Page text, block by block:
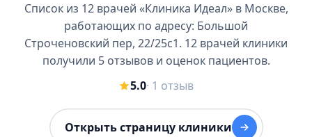
Список из 12 врачей «Клиника Идеал» в Москве,
работающих по адресу: Большой
Строченовский пер, 22/25с1. 12 врачей клиники
получили 5 отзывов и оценок пациентов.
5.0· 1 отзыв
Открыть страницу клиники